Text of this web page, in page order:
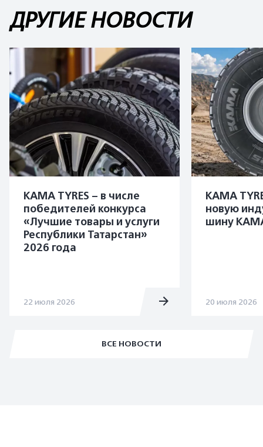
ДРУГИЕ НОВОСТИ
ВСЕ НОВОСТИ
KAMA TYRES – в числе
победителей конкурса
«Лучшие товары и услуги
Республики Татарстан»
2026 года
22 июля 2026
KAMA
новую
шину
20 июля 2026